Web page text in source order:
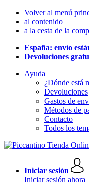
Volver al menú
al contenido
a la cesta de la
España: envío
Devoluciones
Ayuda
¿Dónde está
Devoluciones
Gastos de
Métodos de
Contacto
Todos los
Iniciar sesión
Iniciar sesión ahora